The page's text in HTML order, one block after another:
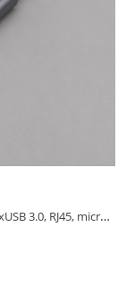
USB Type-C хаб 7-в-1, HDMI, Power Delivery, 2xUSB 3.0, RJ45, microSD/SD, графит, Deppa